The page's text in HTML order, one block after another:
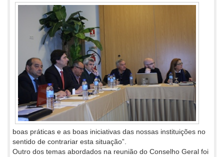
boas práticas e as boas iniciativas das nossas instituições no
sentido de contrariar esta situação”.
Outro dos temas abordados na reunião do Conselho Geral foi